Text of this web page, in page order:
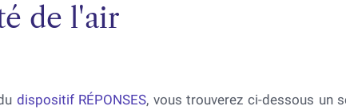
de l'air
dispositif RÉPONSES, vous trouverez ci-dessous un